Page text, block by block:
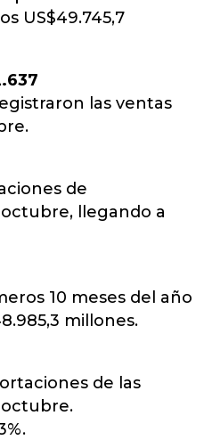
US$49.745,7
las ventas
de
llegando a
10 meses del año
millones.
de las